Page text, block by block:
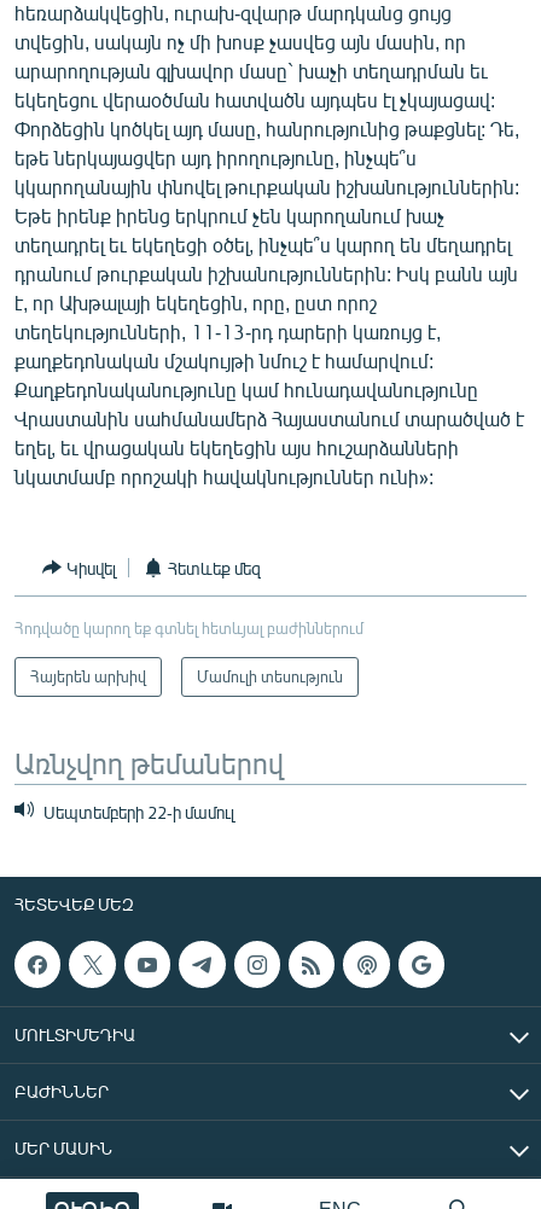
հեռարձակվեցին, ուրախ-զվարթ մարդկանց ցույց
տվեցին, սակայն ոչ մի խոսք չասվեց այն մասին, որ
արարողության գլխավոր մասը` խաչի տեղադրման եւ
եկեղեցու վերաօծման հատվածն այդպես էլ չկայացավ:
Փորձեցին կոծկել այդ մասը, հանրությունից թաքցնել: Դե,
եթե ներկայացվեր այդ իրողությունը, ինչպե՞ս
կկարողանային փնովել թուրքական իշխանություններին:
Եթե իրենք իրենց երկրում չեն կարողանում խաչ
տեղադրել եւ եկեղեցի օծել, ինչպե՞ս կարող են մեղադրել
դրանում թուրքական իշխանություններին: Իսկ բանն այն
է, որ Ախթալայի եկեղեցին, որը, ըստ որոշ
տեղեկությունների, 11-13-րդ դարերի կառույց է,
քաղքեդոնական մշակույթի նմուշ է համարվում:
Քաղքեդոնականությունը կամ հունադավանությունը
Վրաստանին սահմանամերձ Հայաստանում տարածված է
եղել, եւ վրացական եկեղեցին այս հուշարձանների
նկատմամբ որոշակի հավակնություններ ունի»:
Կիսվել Հետևեք մեզ
Հոդվածը կարող եք գտնել հետևյալ բաժիններում
Հայերեն արխիվ Մամուլի տեսություն
Առնչվող թեմաներով
Սեպտեմբերի 22-ի մամուլ
ՀԵՏԵՎԵՔ ՄԵԶ
ՄՈՒԼՏԻՄԵԴԻԱ
ԲԱԺԻՆՆԵՐ
ՄԵՐ ՄԱՍԻՆ